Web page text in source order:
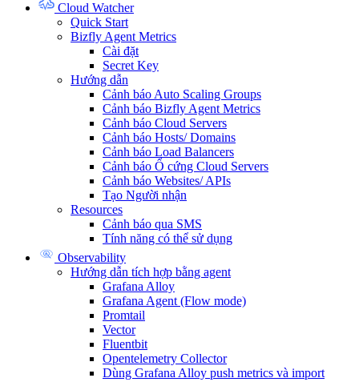
Cloud Watcher
Quick Start
Bizfly Agent Metrics
Cài đặt
Secret Key
Hướng dẫn
Cảnh báo Auto Scaling Groups
Cảnh báo Bizfly Agent Metrics
Cảnh báo Cloud Servers
Cảnh báo Hosts/ Domains
Cảnh báo Load Balancers
Cảnh báo Ổ cứng Cloud Servers
Cảnh báo Websites/ APIs
Tạo Người nhận
Resources
Cảnh báo qua SMS
Tính năng có thể sử dụng
Observability
Hướng dẫn tích hợp bằng agent
Grafana Alloy
Grafana Agent (Flow mode)
Promtail
Vector
Fluentbit
Opentelemetry Collector
Dùng Grafana Alloy push metrics và import